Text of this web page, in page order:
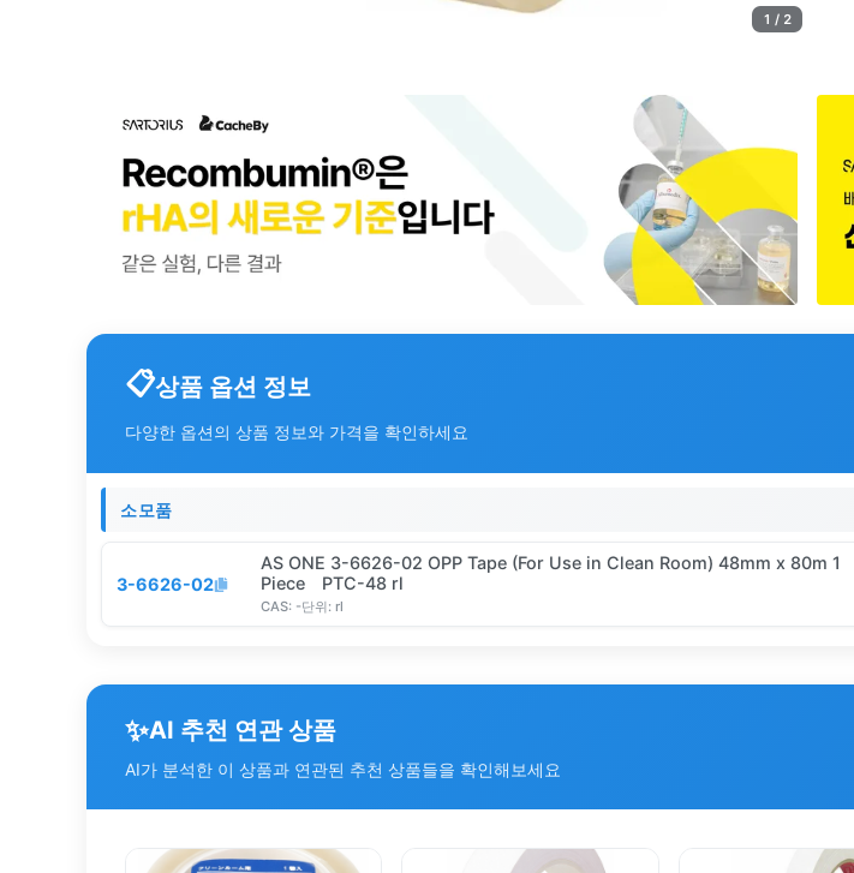
1 / 2
상품 옵션 정보
다양한 옵션의 상품 정보와 가격을 확인하세요
소모품
3-6626-02
AS ONE 3-6626-02 OPP Tape (For Use in Clean Room) 48mm x 80m 1
Piece PTC-48 rl
CAS: -단위: rl
✨AI 추천 연관 상품
AI가 분석한 이 상품과 연관된 추천 상품들을 확인해보세요